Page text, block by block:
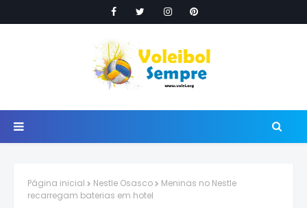
Página inicial Nestle Osasco
Meninas no Nestle
recarregam baterias em hotel